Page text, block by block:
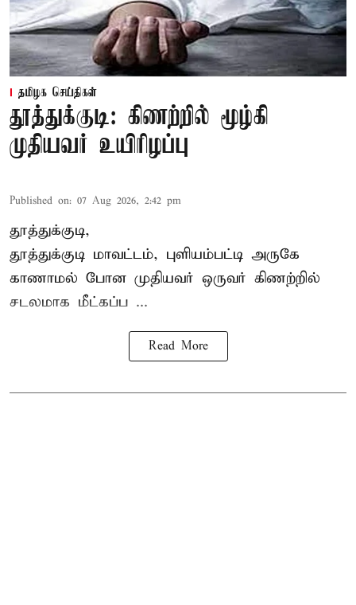
தமிழக செய்திகள்
தூத்துக்குடி: கிணற்றில் மூழ்கி
முதியவர் உயிரிழப்பு
Published on: 07 Aug 2026, 2:42 pm
தூத்துக்குடி,
தூத்துக்குடி மாவட்டம், புளியம்பட்டி அருகே
காணாமல் போன முதியவர் ஒருவர் கிணற்றில்
சடலமாக மீட்கப்ப ...
Read More